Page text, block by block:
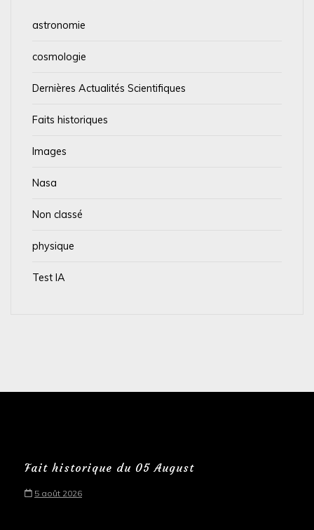
astronomie
cosmologie
Dernières Actualités Scientifiques
Faits historiques
Images
Nasa
Non classé
physique
Test IA
Fait historique du 05 August
5 août 2026